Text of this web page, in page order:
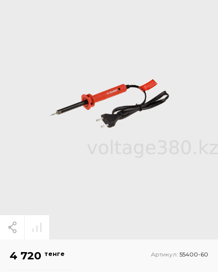
4 720 тенге Артикул: 55400-60